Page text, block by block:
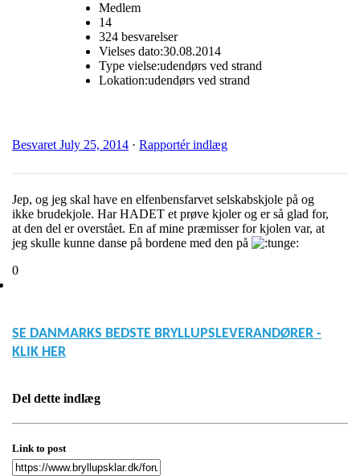
Medlem
14
324 besvarelser
Vielses dato:30.08.2014
Type vielse:udendørs ved strand
Lokation:udendørs ved strand
Besvaret July 25, 2014 · Rapportér indlæg
Jep, og jeg skal have en elfenbensfarvet selskabskjole på og
ikke brudekjole. Har HADET et prøve kjoler og er så glad for,
at den del er overstået. En af mine præmisser for kjolen var, at
jeg skulle kunne danse på bordene med den på
0
SE DANMARKS BEDSTE BRYLLUPSLEVERANDØRER -
KLIK HER
Del dette indlæg
Link to post